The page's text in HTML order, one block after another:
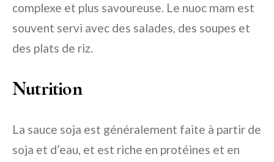
complexe et plus savoureuse. Le nuoc mam est
souvent servi avec des salades, des soupes et
des plats de riz.
Nutrition
La sauce soja est généralement faite à partir de
soja et d’eau, et est riche en protéines et en